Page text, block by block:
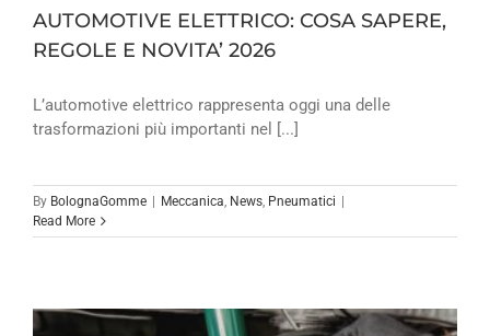
AUTOMOTIVE ELETTRICO: COSA SAPERE,
REGOLE E NOVITA’ 2026
L’automotive elettrico rappresenta oggi una delle
trasformazioni più importanti nel [...]
By BolognaGomme | Meccanica, News, Pneumatici |
Read More